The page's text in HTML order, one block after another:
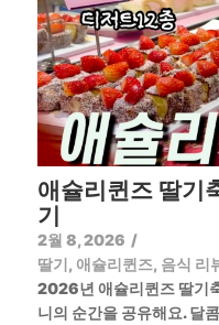
애슐리퀸즈 딸기
기
2월 8, 2026 /
딸기, 애슐리퀸즈, 음식 리
2026년 애슐리퀸즈 딸기
니의 순간을 공유해요. 달